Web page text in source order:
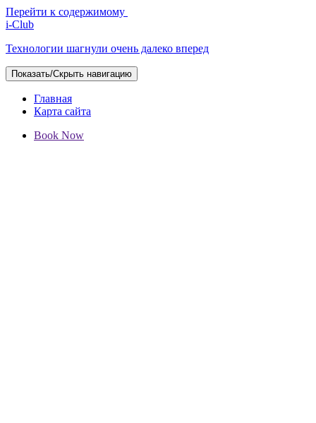
Перейти к содержимому
i-Club
Технологии шагнули очень далеко вперед
Показать/Скрыть навигацию
Главная
Карта сайта
Book Now